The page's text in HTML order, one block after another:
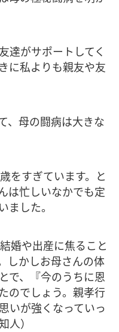
達がサポートしてく
に私よりも親友や友
、母の闘病は大きな
をすぎています。と
は忙しいなかでも定
ました。
婚や出産に焦ること
しかしお母さんの体
で、『今のうちに恩
のでしょう。親孝行
いが強くなっていっ
人）